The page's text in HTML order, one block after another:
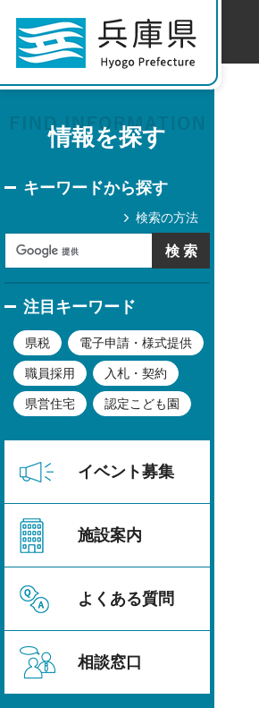
情報を探す
キーワードから探す
検索の方法
注目キーワード
県税 電子申請・様式提供
職員採用 入札・契約
県営住宅 認定こども園
イベント募集
施設案内
よくある質問
相談窓口